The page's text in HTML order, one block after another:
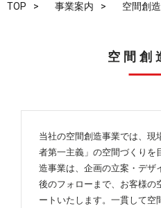
TOP 事業案内 空間創
空間創
当社の空間創造事業では、現
者第一主義」の空間づくりを
造事業は、企画の立案・デザ
後のフォローまで、お客様の
ートいたします。一貫して空